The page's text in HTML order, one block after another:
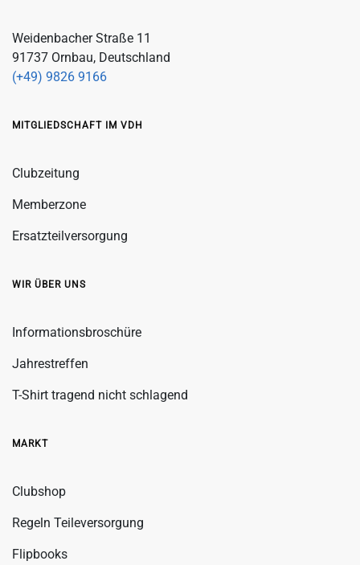
Weidenbacher Straße 11
91737 Ornbau, Deutschland
(+49) 9826 9166
MITGLIEDSCHAFT IM VDH
Clubzeitung
Memberzone
Ersatzteilversorgung
WIR ÜBER UNS
Informationsbroschüre
Jahrestreffen
T-Shirt tragend nicht schlagend
MARKT
Clubshop
Regeln Teileversorgung
Flipbooks